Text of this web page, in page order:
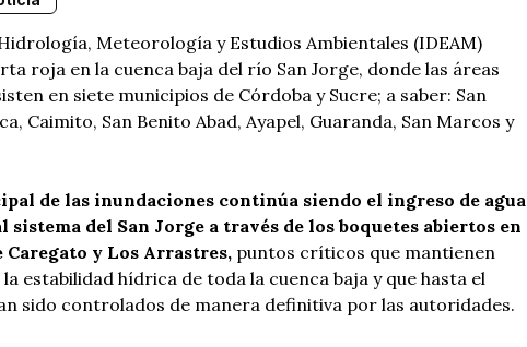
Meteorología y Estudios Ambientales (IDEAM)
roja en la cuenca baja del río San Jorge, donde las áreas
en siete municipios de Córdoba y Sucre; a saber: San
Caimito, San Benito Abad, Ayapel, Guaranda, San Marcos y
de las inundaciones continúa siendo el ingreso de agua
sistema del San Jorge a través de los boquetes abiertos en
Caregato y Los Arrastres, puntos críticos que mantienen
estabilidad hídrica de toda la cuenca baja y que hasta el
sido controlados de manera definitiva por las autoridades.